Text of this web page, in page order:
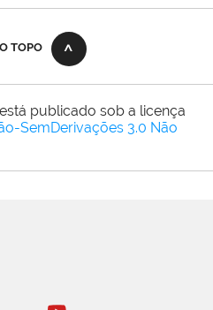
TOPO
publicado sob a licença
SemDerivações 3.0 Não